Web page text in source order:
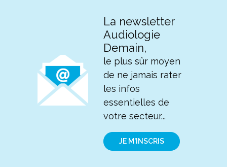
La newsletter
Audiologie
Demain,
le plus sûr moyen
de ne jamais rater
les infos
essentielles de
votre secteur...
JE M'INSCRIS